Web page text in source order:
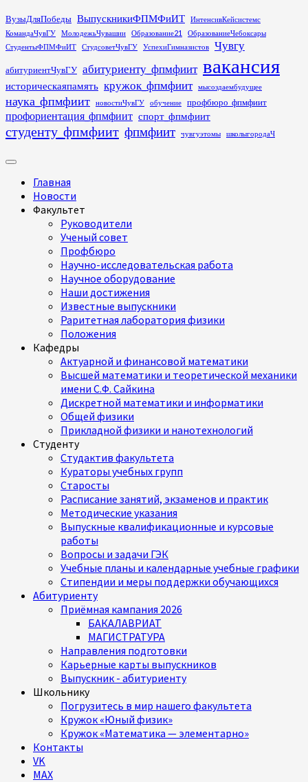
Перейти
к
содержимому
ВузыДляПобеды ВыпускникиФПМФиИТ
ИнтенсивКейсистемс
КомандаЧувГУ
МолодежьЧувашии Образование21
ОбразованиеЧебоксары
СтудентыФПМФиИТ
СтудсоветЧувГУ УспехиГимназистов Чувгу
абитуриентЧувГУ абитуриенту_фпмфиит вакансия
историческаяпамять кружок_фпмфиит мысоздаембудущее
наука_фпмфиит новостиЧувГУ обучение профбюро_фпмфиит
профориентация_фпмфиит спорт_фпмфиит
студенту_фпмфиит фпмфиит чувгуэтомы школыгородаЧ
Основное
Главная
Новости
Факультет
Руководители
Ученый совет
Профбюро
Научно-исследовательская работа
Научное оборудование
Наши достижения
Известные выпускники
Раритетная лаборатория физики
Положения
Кафедры
Актуарной и финансовой математики
Высшей математики и теоретической механики
имени С.Ф. Сайкина
Дискретной математики и информатики
Общей физики
Прикладной физики и нанотехнологий
Студенту
Студактив факультета
Кураторы учебных групп
Старосты
Расписание занятий, экзаменов и практик
Методические указания
Выпускные квалификационные и курсовые
работы
Вопросы и задачи ГЭК
Учебные планы и календарные учебные графики
Стипендии и меры поддержки обучающихся
Абитуриенту
Приёмная кампания 2026
БАКАЛАВРИАТ
МАГИСТРАТУРА
Направления подготовки
Карьерные карты выпускников
Выпускник - абитуриенту
Школьнику
Погрузитесь в мир нашего факультета
Кружок «Юный физик»
Кружок «Математика — элементарно»
Контакты
VK
MAX